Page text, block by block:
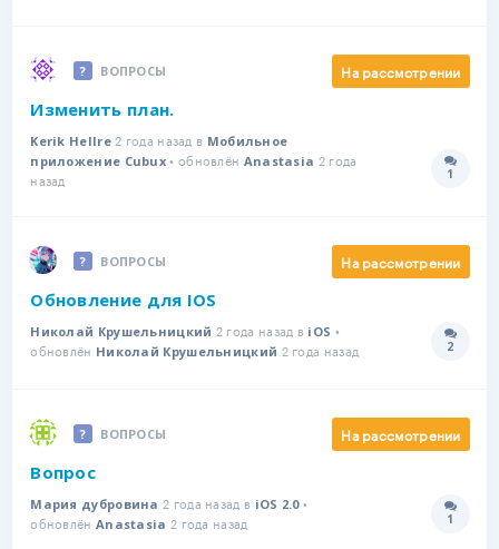
ВОПРОСЫ На рассмотрении
Изменить план.
Kerik Hellre2 года назад в Мобильное
приложение Cubux • обновлён Anastasia 2 года
назад
1
ВОПРОСЫ На рассмотрении
Обновление для IOS
Николай Крушельницкий 2 года назад в iOS •
обновлён Николай Крушельницкий 2 года назад 2
ВОПРОСЫ На рассмотрении
Вопрос
Мария дубровина 2 года назад в iOS 2.0•
обновлён Anastasia 2 года назад 1